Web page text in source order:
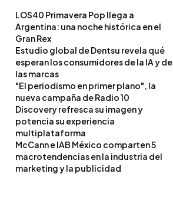
LOS40 Primavera Pop llega a
Argentina: una noche histórica en el
Gran Rex
Estudio global de Dentsu revela qué
esperan los consumidores de la IA y de
las marcas
"El periodismo en primer plano", la
nueva campaña de Radio 10
Discovery refresca su imagen y
potencia su experiencia
multiplataforma
McCann e IAB México comparten 5
macrotendencias en la industria del
marketing y la publicidad